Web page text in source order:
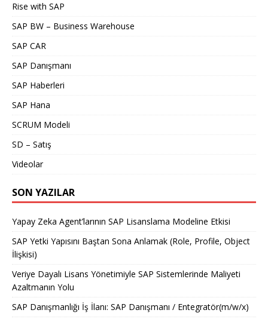
Rise with SAP
SAP BW – Business Warehouse
SAP CAR
SAP Danışmanı
SAP Haberleri
SAP Hana
SCRUM Modeli
SD – Satış
Videolar
SON YAZILAR
Yapay Zeka Agent’larının SAP Lisanslama Modeline Etkisi
SAP Yetki Yapısını Baştan Sona Anlamak (Role, Profile, Object
İlişkisi)
Veriye Dayalı Lisans Yönetimiyle SAP Sistemlerinde Maliyeti
Azaltmanın Yolu
SAP Danışmanlığı İş İlanı: SAP Danışmanı / Entegratör(m/w/x)